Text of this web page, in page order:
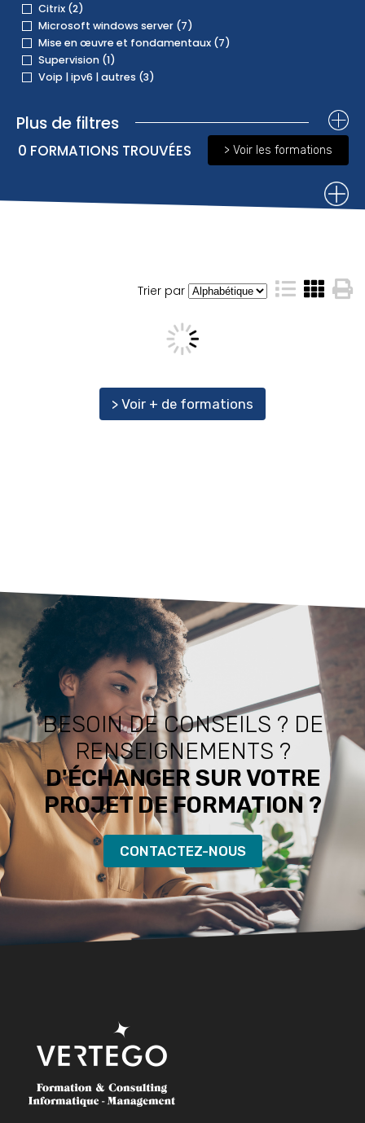
Citrix (2)
Microsoft windows server (7)
Mise en œuvre et fondamentaux (7)
Supervision (1)
Voip | ipv6 | autres (3)
Plus de filtres
0 FORMATIONS TROUVÉES > Voir les formations
Trier par
> Voir + de formations
BESOIN DE CONSEILS ? DE
RENSEIGNEMENTS ?
D'ÉCHANGER SUR VOTRE
PROJET DE FORMATION ?
CONTACTEZ-NOUS